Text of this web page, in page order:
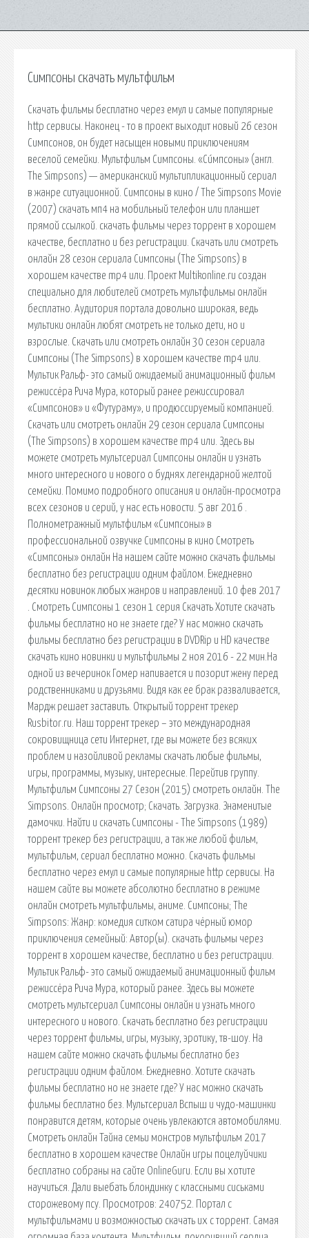
Симпсоны скачать мультфильм
Скачать фильмы бесплатно через емул и самые популярные
http сервисы. Наконец - то в проект выходит новый 26 сезон
Симпсонов, он будет насыщен новыми приключениям
веселой семейки. Мультфильм Симпсоны. «Си́мпсоны» (англ.
The Simpsons) — американский мультипликационный сериал
в жанре ситуационной. Симпсоны в кино / The Simpsons Movie
(2007) скачать мп4 на мобильный телефон или планшет
прямой ссылкой. скачать фильмы через торрент в хорошем
качестве, бесплатно и без регистрации. Скачать или смотреть
онлайн 28 сезон сериала Симпсоны (The Simpsons) в
хорошем качестве mp4 или. Проект Multikonline.ru создан
специально для любителей смотреть мультфильмы онлайн
бесплатно. Аудитория портала довольно широкая, ведь
мультики онлайн любят смотреть не только дети, но и
взрослые. Скачать или смотреть онлайн 30 сезон сериала
Симпсоны (The Simpsons) в хорошем качестве mp4 или.
Мультик Ральф- это самый ожидаемый анимационный фильм
режиссёра Рича Мура, который ранее режиссировал
«Симпсонов» и «Футураму», и продюссируемый компанией.
Скачать или смотреть онлайн 29 сезон сериала Симпсоны
(The Simpsons) в хорошем качестве mp4 или. Здесь вы
можете смотреть мультсериал Симпсоны онлайн и узнать
много интересного и нового о буднях легендарной желтой
семейки. Помимо подробного описания и онлайн-просмотра
всех сезонов и серий, у нас есть новости. 5 авг 2016 .
Полнометражный мультфильм «Симпсоны» в
профессиональной озвучке Симпсоны в кино Смотреть
«Симпсоны» онлайн На нашем сайте можно скачать фильмы
бесплатно без регистрации одним файлом. Ежедневно
десятки новинок любых жанров и направлений. 10 фев 2017
. Смотреть Симпсоны 1 сезон 1 серия Скачать Хотите скачать
фильмы бесплатно но не знаете где? У нас можно скачать
фильмы бесплатно без регистрации в DVDRip и HD качестве
скачать кино новинки и мультфильмы 2 ноя 2016 - 22 мин.На
одной из вечеринок Гомер напивается и позорит жену перед
родственниками и друзьями. Видя как ее брак разваливается,
Мардж решает заставить. Открытый торрент трекер
Rusbitor.ru. Наш торрент трекер – это международная
сокровищница сети Интернет, где вы можете без всяких
проблем и назойливой рекламы скачать любые фильмы,
игры, программы, музыку, интересные. Перейтив группу.
Мультфильм Симпсоны 27 Сезон (2015) смотреть онлайн. The
Simpsons. Онлайн просмотр; Скачать. Загрузка. Знаменитые
дамочки. Найти и скачать Симпсоны - The Simpsons (1989)
торрент трекер без регистрации, а так же любой фильм,
мультфильм, сериал бесплатно можно. Скачать фильмы
бесплатно через емул и самые популярные http сервисы. На
нашем сайте вы можете абсолютно бесплатно в режиме
онлайн смотреть мультфильмы, аниме. Симпсоны; The
Simpsons: Жанр: комедия ситком сатира чёрный юмор
приключения семейный: Автор(ы). скачать фильмы через
торрент в хорошем качестве, бесплатно и без регистрации.
Мультик Ральф- это самый ожидаемый анимационный фильм
режиссёра Рича Мура, который ранее. Здесь вы можете
смотреть мультсериал Симпсоны онлайн и узнать много
интересного и нового. Скачать бесплатно без регистрации
через торрент фильмы, игры, музыку, эротику, тв-шоу. На
нашем сайте можно скачать фильмы бесплатно без
регистрации одним файлом. Ежедневно. Хотите скачать
фильмы бесплатно но не знаете где? У нас можно скачать
фильмы бесплатно без. Мультсериал Вспыш и чудо-машинки
понравится детям, которые очень увлекаются автомобилями.
Смотреть онлайн Тайна семьи монстров мультфильм 2017
бесплатно в хорошем качестве Онлайн игры поцелуйчики
бесплатно собраны на сайте OnlineGuru. Если вы хотите
научиться. Дали выебать блондинку с классными сиськами
сторожевому псу. Просмотров: 240752. Портал с
мультфильмами и возможностью скачать их с торрент. Самая